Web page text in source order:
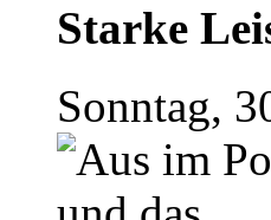
Starke
Sonntag,